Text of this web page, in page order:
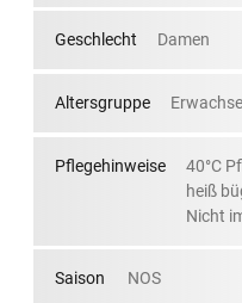
Geschlecht Damen
Altersgruppe
Pflegehinweise
40°C
heiß
Nicht
Saison NOS